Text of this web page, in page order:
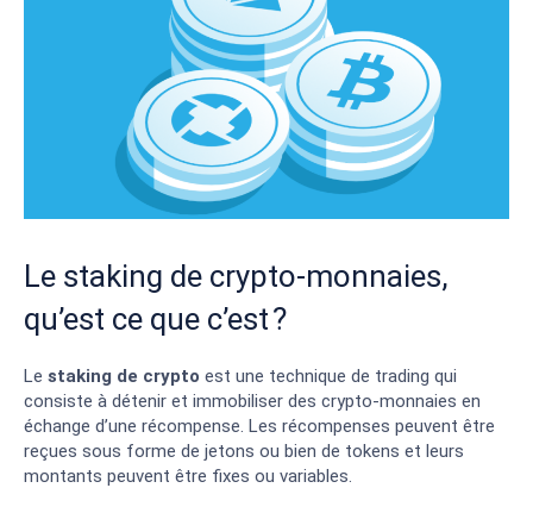
Le staking de crypto-monnaies,
qu’est ce que c’est ?
Le staking de crypto est une technique de trading qui
consiste à détenir et immobiliser des crypto-monnaies en
échange d’une récompense. Les récompenses peuvent être
reçues sous forme de jetons ou bien de tokens et leurs
montants peuvent être fixes ou variables.